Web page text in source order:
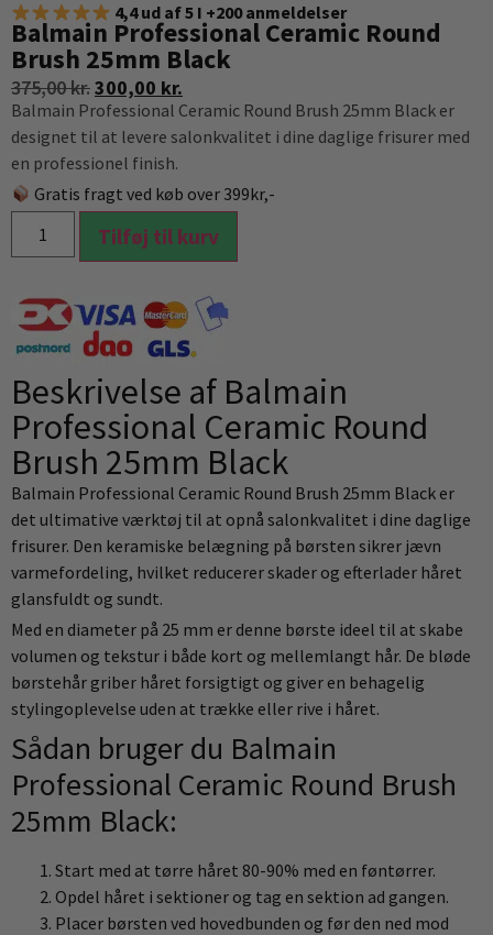
4,4 ud af 5 I +200 anmeldelser
Balmain Professional Ceramic Round
Brush 25mm Black
375,00kr.300,00 kr.
Balmain Professional Ceramic Round Brush 25mm Black er
designet til at levere salonkvalitet i dine daglige frisurer med
en professionel finish.
Gratis fragt ved køb over 399kr,-
Tilføj til kurv
Beskrivelse af Balmain
Professional Ceramic Round
Brush 25mm Black
Balmain Professional Ceramic Round Brush 25mm Black er
det ultimative værktøj til at opnå salonkvalitet i dine daglige
frisurer. Den keramiske belægning på børsten sikrer jævn
varmefordeling, hvilket reducerer skader og efterlader håret
glansfuldt og sundt.
Med en diameter på 25 mm er denne børste ideel til at skabe
volumen og tekstur i både kort og mellemlangt hår. De bløde
børstehår griber håret forsigtigt og giver en behagelig
stylingoplevelse uden at trække eller rive i håret.
Sådan bruger du Balmain
Professional Ceramic Round Brush
25mm Black:
Start med at tørre håret 80-90% med en føntørrer.
Opdel håret i sektioner og tag en sektion ad gangen.
Placer børsten ved hovedbunden og før den ned mod